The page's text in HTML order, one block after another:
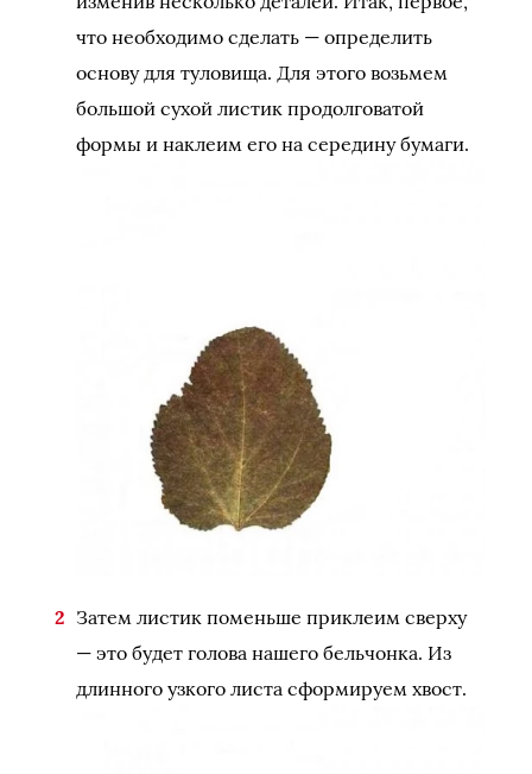
что необходимо сделать — определить
основу для туловища. Для этого возьмем
большой сухой листик продолговатой
формы и наклеим его на середину бумаги.
Затем листик поменьше приклеим сверху
— это будет голова нашего бельчонка. Из
длинного узкого листа сформируем хвост.